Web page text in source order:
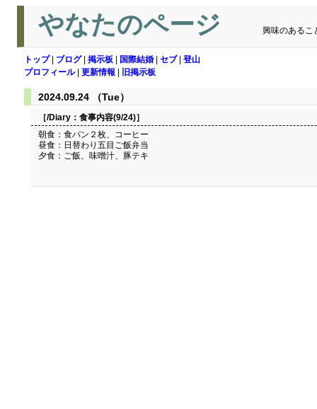
やなたのページ 興味のあるこ
トップ| ブログ| 掲示板 国際結婚 セブ| 登山
プロフィール| 更新情報 旧掲示板
2024.09.24 （Tue）
［/Diary： 食事内容(9/24)］
朝食：食パン２枚、コーヒー
昼食：日替わり五目ご飯弁当
夕食：ご飯、味噌汁、豚テキ